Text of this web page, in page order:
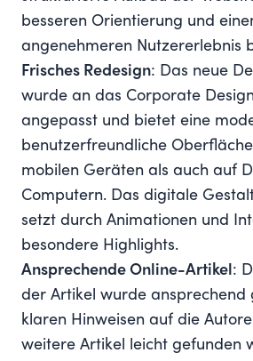
besseren Orientierung und
angenehmeren Nutzererlebnis
Frisches Redesign: Das neue
wurde an das Corporate Design
angepasst und bietet eine
benutzerfreundliche
mobilen Geräten als auch auf
Computern. Das digitale
setzt durch Animationen und
besondere Highlights.
Ansprechende Online-Artikel :
der Artikel wurde ansprechend
klaren Hinweisen auf die
weitere Artikel leicht gefunden